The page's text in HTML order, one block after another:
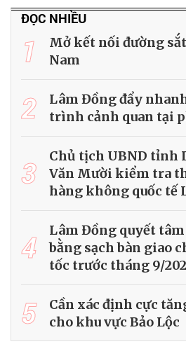
ĐỌC NHIỀU
1
Mở kết nối đường
Nam
2
Lâm Đồng đẩy
trình cảnh quan tại
3
Chủ tịch UBND tỉnh
Văn Mười kiểm tra
hàng không quốc tế
4
Lâm Đồng quyết
bằng sạch bàn giao
tốc trước tháng 9/
5
Cần xác định cực
cho khu vực Bảo Lộc